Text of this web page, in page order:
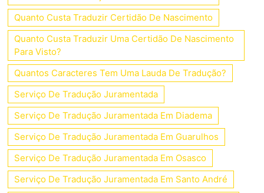
Quanto Custa Traduzir Certidão De Nascimento
Quanto Custa Traduzir Uma Certidão De Nascimento
Para Visto?
Quantos Caracteres Tem Uma Lauda De Tradução?
Serviço De Tradução Juramentada
Serviço De Tradução Juramentada Em Diadema
Serviço De Tradução Juramentada Em Guarulhos
Serviço De Tradução Juramentada Em Osasco
Serviço De Tradução Juramentada Em Santo André